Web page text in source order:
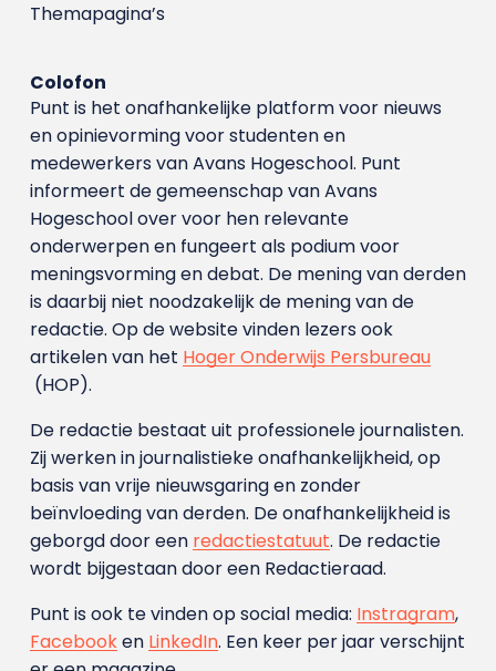
Themapagina’s
Colofon
Punt is het onafhankelijke platform voor nieuws
en opinievorming voor studenten en
medewerkers van Avans Hoge­school. Punt
informeert de gemeenschap van Avans
Hogeschool over voor hen relevante
onderwerpen en fungeert als podium voor
meningsvorming en debat. De mening van derden
is daarbij niet noodzakelijk de mening van de
redactie. Op de website vinden lezers ook
artikelen van het Hoger Onderwijs Persbureau
(HOP).
De redactie bestaat uit professionele journalisten.
Zij werken in journalistieke onafhankelijkheid, op
basis van vrije nieuwsgaring en zonder
beïnvloeding van derden. De onafhankelijkheid is
geborgd door een redactiestatuut. De redactie
wordt bijgestaan door een Redactieraad.
Punt is ook te vinden op social media: Instragram,
Facebooken LinkedIn. Een keer per jaar verschijnt